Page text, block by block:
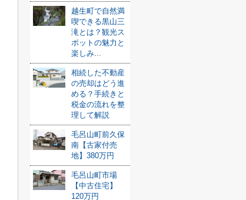
越生町で自然満
喫できる黒山三
滝とは？観光ス
ポットの魅力と
楽しみ...
相続した不動産
の売却はどう進
める？手続きと
税金の流れを整
理して解説
毛呂山町前久保
南【古家付売
地】380万円
毛呂山町市場
【中古住宅】
120万円